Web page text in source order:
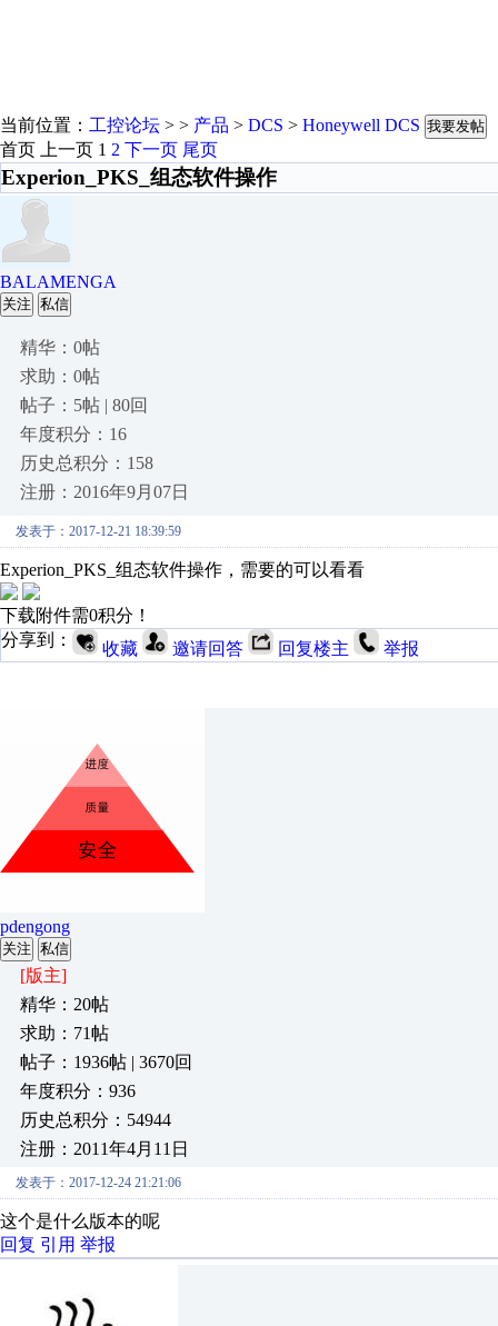
当前位置： 工控论坛 > > 产品 > DCS > Honeywell DCS 我要发帖
首页 上一页 1 2 下一页 尾页
Experion_PKS_组态软件操作
BALAMENGA
关注 私信
精华：0帖
求助：0帖
帖子：5帖 | 80回
年度积分：16
历史总积分：158
注册：2016年9月07日
发表于：2017-12-21 18:39:59
Experion_PKS_组态软件操作，需要的可以看看
下载附件需0积分！
分享到：
收藏 邀请回答 回复楼主 举报
pdengong
关注 私信
[版主]
精华：20帖
求助：71帖
帖子：1936帖 | 3670回
年度积分：936
历史总积分：54944
注册：2011年4月11日
发表于：2017-12-24 21:21:06
这个是什么版本的呢
回复 引用 举报